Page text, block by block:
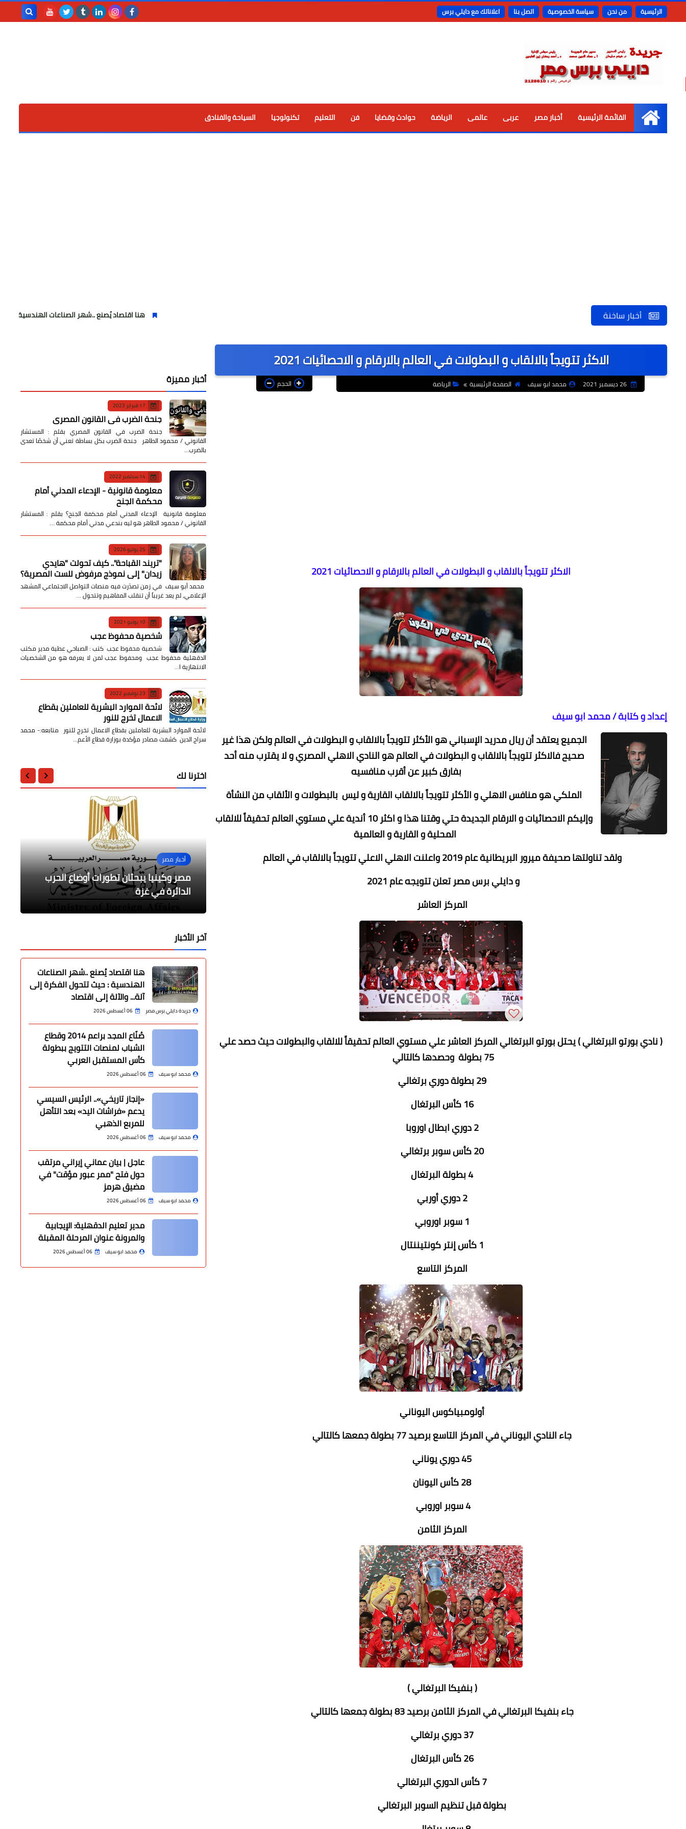
الرئيسية من نحن سياسة الخصوصية اتصل بنا اعلاناتك مع دايلي برس
الرئيسية
القائمة الرئيسية أخبار مصر عربى عالمى الرياضة حوادث وقضايا فن التعليم تكنولوجيا السياحة والفنادق
أخبار ساخنة هنا اقتصاد يُصنع ..شهر الصناعات الهندسية : حيث تتحول الفكرة
الاكثر تتويجاً بالالقاب و البطولات في العالم بالارقام و الاحصائيات 2021
26 ديسمبر 2021 محمد ابو سيف الصفحة الرئيسية الرياضة الحجم
الاكثر تتويجاً بالالقاب و البطولات في العالم بالارقام و الاحصائيات 2021
إعداد و كتابة / محمد ابو سيف
الجميع يعتقد أن ريال مدريد الإسباني هو الأكثر تتويجاً بالالقاب و البطولات في العالم ولكن هذا غير
صحيح فالاكثر تتويجاً بالالقاب و البطولات في العالم هو النادي الاهلي المصري و لا يقترب منه أحد
بفارق كبير عن أقرب منافسيه
الملكي هو منافس الاهلي و الأكثر تتويجاً بالالقاب القارية و ليس بالبطولات و الألقاب من النشأة
وإليكم الاحصائيات و الارقام الجديدة حتي وقتنا هذا و اكثر 10 أندية علي مستوي العالم تحقيقاً للالقاب
المحلية و القارية و العالمية
ولقد تناولتها صحيفة ميرور البريطانية عام 2019 واعلنت الاهلي الاعلي تتويجاً بالالقاب في العالم
و دايلي برس مصر تعلن تتويجه عام 2021
المركز العاشر
( نادي بورتو البرتغالي ) يحتل بورتو البرتغالي المركز العاشر علي مستوي العالم تحقيقاً للالقاب والبطولات حيث حصد علي
75 بطولة وحصدها كالتالي
29 بطولة دوري برتغالي
16 كأس البرتغال
2 دوري ابطال اوروبا
20 كأس سوبر برتغالي
4 بطولة البرتغال
2 دوري أوربي
1 سوبر اوروبي
1 كأس إنتر كونتيننتال
المركز التاسع
أولومبياكوس اليوناني
جاء النادي اليوناني في المركز التاسع برصيد 77 بطولة جمعها كالتالي
45 دوري يوناني
28 كأس اليونان
4 سوبر اوروبي
المركز الثامن
( بنفيكا البرتغالي )
جاء بنفيكا البرتغالي في المركز الثامن برصيد 83 بطولة جمعها كالتالي
37 دوري برتغالي
26 كأس البرتغال
7 كأس الدوري البرتغالي
بطولة قبل تنظيم السوبر البرتغالي
أخبار مميزة
17 فبراير 2023
جنحة الضرب في القانون المصري
جنحة الضرب في القانون المصري بقلم : المستشار
القانوني / محمود الطاهر جنحة الضرب بكل بساطة تعني أن شخصًا تعدى
بالضرب…
14 سبتمبر 2022
معلومة قانونية - الإدعاء المدني أمام
محكمة الجنح
معلومة قانونية الإدعاء المدني أمام محكمة الجنح؟ بقلم : المستشار
القانوني / محمود الطاهر هو ليه بندعي مدني أمام محكمة …
25 يوليو 2026
​"تريند القباحة".. كيف تحولت "هايدي
زيدان" إلى نموذج مرفوض للست المصرية؟
​ محمد أبو سيف ​في زمن تصدّرت فيه منصات التواصل الاجتماعي المشهد
الإعلامي، لم يعد غريباً أن تنقلب المفاهيم وتتحول …
10 يونيو 2021
شخصية محفوظ عجب
شخصية محفوظ عجب كتب : الصباحي عطية مدير مكتب
الدقهلية محفوظ عجب ومحفوظ عجب لمن لا يعرفه هو من الشخصيات
الانتهازية ا…
23 نوفمبر 2022
لائحة الموارد البشرية للعاملين بقطاع
الاعمال تخرج للنور
لائحة الموارد البشرية للعاملين بقطاع الاعمال تخرج للنور متابعه:- محمد
سراج الدين كشفت مصادر مؤكدة بوزارة قطاع الأعم…
اخترنا لك
14 نوفمبر 2023
أخبار مصر
مصر وكينيا يبحثان تطورات أوضاع الحرب
الدائرة في غزة
14 نوفمبر 2023
أخبار مصر
إتصال هاتفي بين مصر و روسيا لبحث
الأوضاع في غزة
14 نوفمبر 2023
المرأة والطفل
الدكتورة مايا مرسى تشارك في فعاليات
مبادرة صحة الأجنة
14 نوفمبر 2023
حوادث وقضايا
تأجيل دعوة طرد السفير الإسرائيلي من
مصر للحكم لجلسة 27 نوفمبر الجاري
14 نوفمبر 2023
محافظات
برنامج "الابتزاز الالكتروني" بمديرية
الشباب والرياضة بالقليوبية
آخر الأخبار
هنا اقتصاد يُصنع ..شهر الصناعات
الهندسية : حيث تتحول الفكرة إلى
آلة... والآلة إلى اقتصاد
جريدة دايلي برس مصر 06 أغسطس 2026
صُنّاع المجد براعم 2014 وقطاع
الشباب لمنصات التتويج ببطولة
كأس المستقبل العربي
محمد ابو سيف 06 أغسطس 2026
«إنجاز تاريخي».. الرئيس السيسي
يدعم «فراشات اليد» بعد التأهل
للمربع الذهبي
محمد ابو سيف 06 أغسطس 2026
عاجل | بيان عماني إيراني مرتقب
حول فتح "ممر عبور مؤقت" في
مضيق هرمز
محمد ابو سيف 06 أغسطس 2026
مدير تعليم الدقهلية: الإيجابية
والمرونة عنوان المرحلة المقبلة
محمد ابو سيف 06 أغسطس 2026